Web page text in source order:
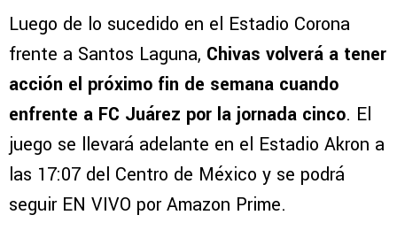
Luego de lo sucedido en el Estadio Corona
frente a Santos Laguna, Chivas volverá a tener
acción el próximo fin de semana cuando
enfrente a FC Juárez por la jornada cinco. El
juego se llevará adelante en el Estadio Akron a
las 17:07 del Centro de México y se podrá
seguir EN VIVO por Amazon Prime.